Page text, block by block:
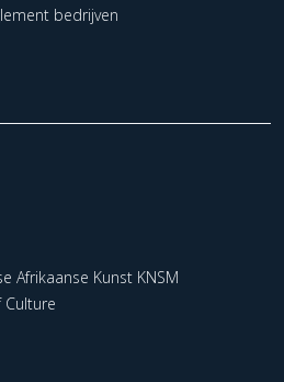
bedrijven
Afrikaanse Kunst KNSM
Culture